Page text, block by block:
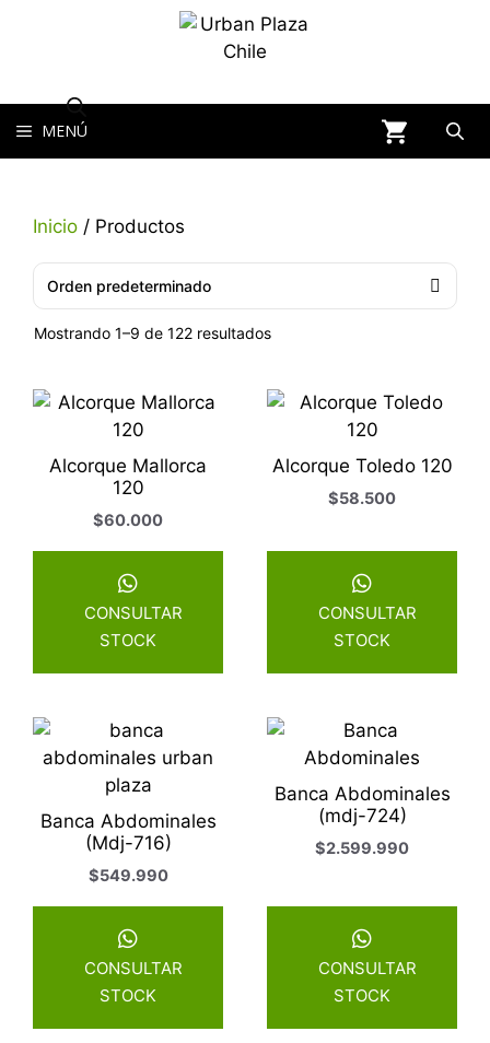
MENÚ
Inicio / Productos
Mostrando 1–9 de 122 resultados
Alcorque Mallorca
120
$60.000
CONSULTAR
STOCK
Alcorque Toledo 120
$58.500
CONSULTAR
STOCK
Banca Abdominales
(Mdj-716)
$549.990
CONSULTAR
STOCK
Banca Abdominales
(mdj-724)
$2.599.990
CONSULTAR
STOCK